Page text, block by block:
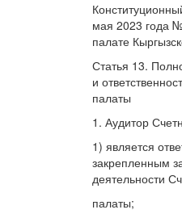
мая 2023 года
палате
Статья 13.
и
палаты
1. Аудитор
1) является
закрепленным
деятельности
палаты;